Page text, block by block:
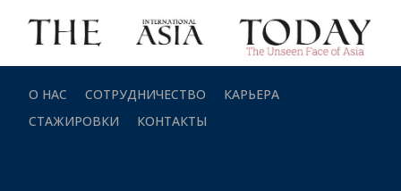
О НАС СОТРУДНИЧЕСТВО
КАРЬЕРА
СТАЖИРОВКИ
КОНТАКТЫ